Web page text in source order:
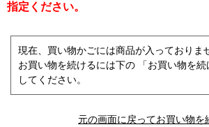
指定ください。
現在、買い物かごには商品が入っておりま
お買い物を続けるには下の 「お買い物を
してください。
元の画面に戻ってお買い物を